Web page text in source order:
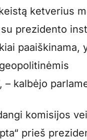
ketverius
prezidento
paaiškinama,
– kalbėjo
komisijos
prieš